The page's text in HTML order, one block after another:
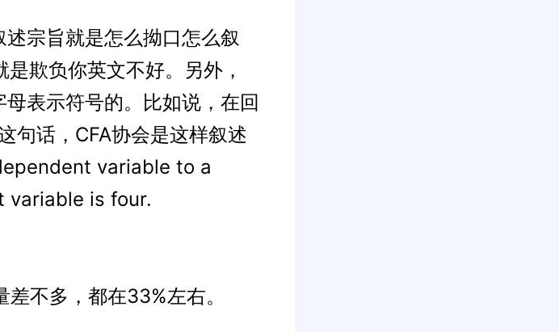
宗旨就是怎么拗口怎么叙
欺负你英文不好。另外，
表示符号的。比如说，在回
句话，CFA协会是这样叙述
variable to a
variable is four.
不多，都在33%左右。